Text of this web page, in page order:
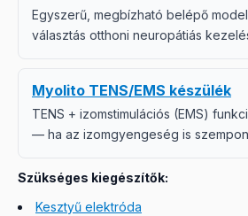
Egyszerű, megbízható belépő
választás otthoni neuropátiás
Myolito TENS/EMS készülék
TENS + izomstimulációs (EMS)
— ha az izomgyengeség is
Szükséges kiegészítők:
Kesztyű elektróda